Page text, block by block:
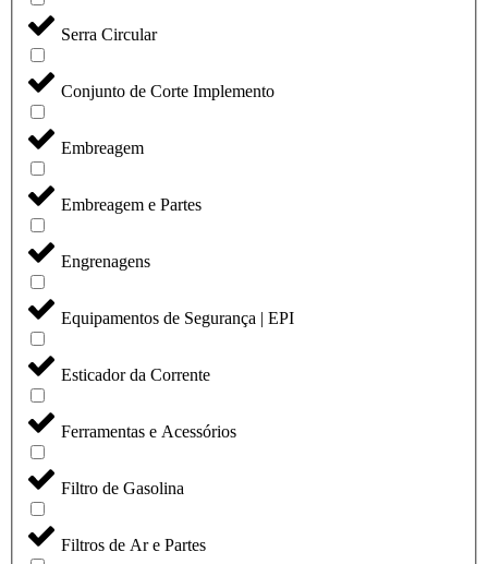
Serra Circular
Conjunto de Corte Implemento
Embreagem
Embreagem e Partes
Engrenagens
Equipamentos de Segurança | EPI
Esticador da Corrente
Ferramentas e Acessórios
Filtro de Gasolina
Filtros de Ar e Partes